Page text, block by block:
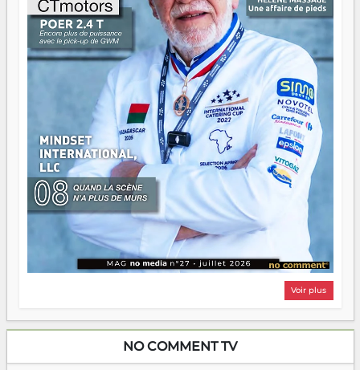
Il faut juste s'assurer que tout le monde rame dans le
même sens.
Voir plus
NO COMMENT TV